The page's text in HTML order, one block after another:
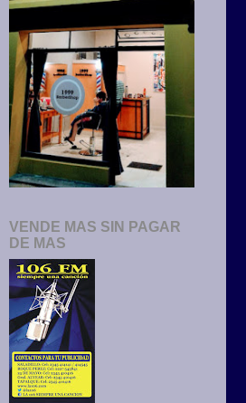
VENDE MAS SIN PAGAR
DE MAS